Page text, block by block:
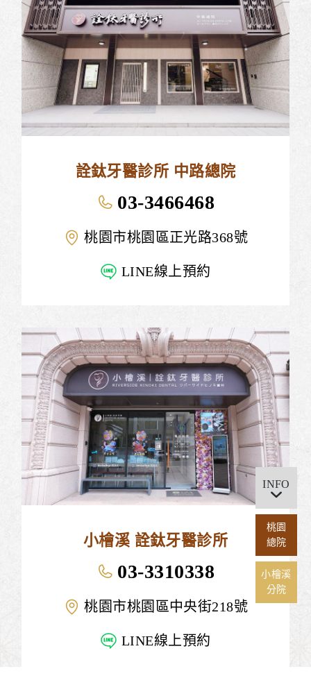
詮鈦牙醫診所 中路總院
03-3466468
桃園市桃園區正光路368號
LINE線上預約
小檜溪 詮鈦牙醫診所
03-3310338
桃園市桃園區中央街218號
LINE線上預約
INFO
桃園
總院
小檜溪
分院